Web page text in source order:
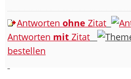
Antworten ohne Zitat
Antworten mit Zitat
bestellen